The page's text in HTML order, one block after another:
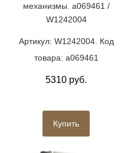
механизмы. a069461 /
W1242004
Артикул: W1242004. Код
товара: a069461
5310 руб.
Купить